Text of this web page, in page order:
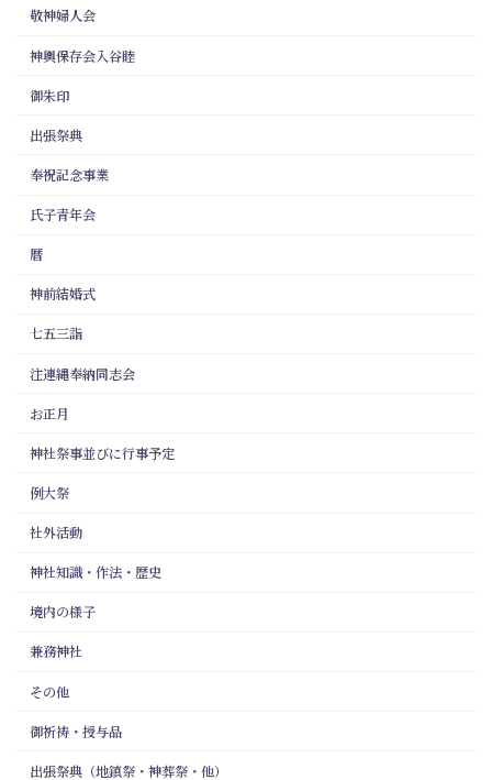
敬神婦人会
神輿保存会入谷睦
御朱印
出張祭典
奉祝記念事業
氏子青年会
暦
神前結婚式
七五三詣
注連縄奉納同志会
お正月
神社祭事並びに行事予定
例大祭
社外活動
神社知識・作法・歴史
境内の様子
兼務神社
その他
御祈祷・授与品
出張祭典（地鎮祭・神葬祭・他）